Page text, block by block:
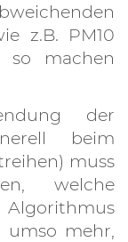
z.B. PM10
machen
der
beim
muss
welche
umso mehr,